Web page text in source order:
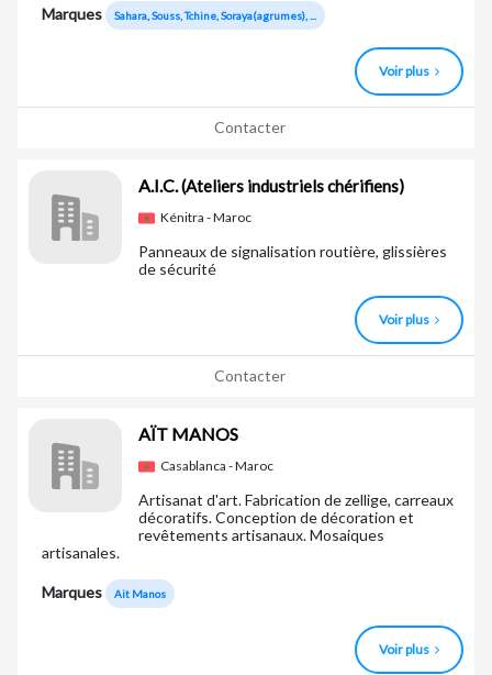
Marques Sahara, Souss, Tchine, Soraya(agrumes), ...
Voir plus
Contacter
A.I.C.(Ateliers industriels chérifiens)
Kénitra - Maroc
Panneaux de signalisation routière, glissières
de sécurité
Voir plus
Contacter
AÏT MANOS
Casablanca - Maroc
Artisanat d'art. Fabrication de zellige, carreaux
décoratifs. Conception de décoration et
revêtements artisanaux. Mosaiques
artisanales.
Marques Ait Manos
Voir plus